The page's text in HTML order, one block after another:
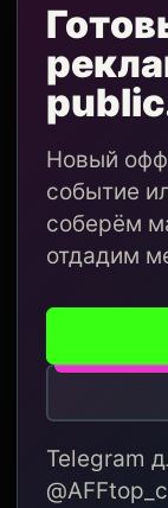
Новый
событие
соберём
отдадим
Telegram